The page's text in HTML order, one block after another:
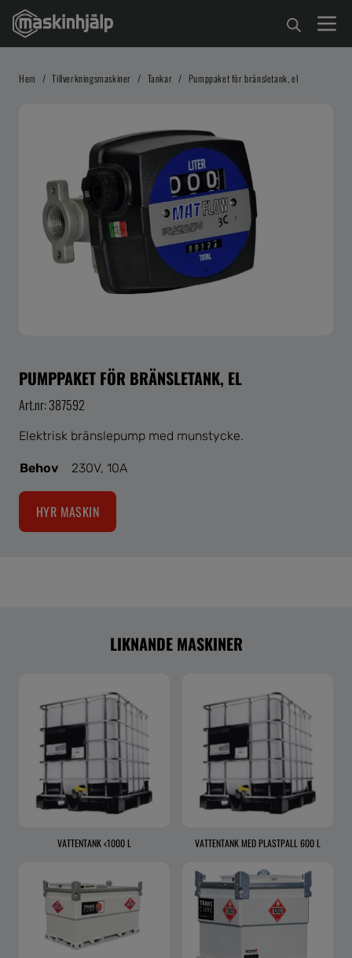
Hem / Tillverkningsmaskiner / Tankar / Pumppaket för bränsletank, el
PUMPPAKET FÖR BRÄNSLETANK, EL
Art.nr: 387592
Elektrisk bränslepump med munstycke.
Behov 230V, 10A
HYR MASKIN
LIKNANDE MASKINER
VATTENTANK <1000 L VATTENTANK MED PLASTPALL 600 L